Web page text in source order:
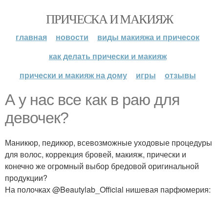
ПРИЧЕСКА И МАКИЯЖ
главная новости
виды макияжа и причесок
как делать прически и макияж
прически и макияж на дому
игры отзывы
А у нас все как в раю для
девочек?
Маникюр, педикюр, всевозможные уходовые процедуры
для волос, коррекция бровей, макияж, прически и
конечно же огромный выбор бредовой оригинальной
продукции?
На полочках @Beautylab_Official нишевая парфюмерия: